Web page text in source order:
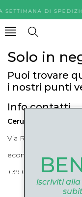
SETTIMANA DI
Solo in
Puoi trovare
i nostri punti
Info contatti
Cerutti Boutique
Via Roma, 52 Cuneo
+39 0171694239
iscriviti